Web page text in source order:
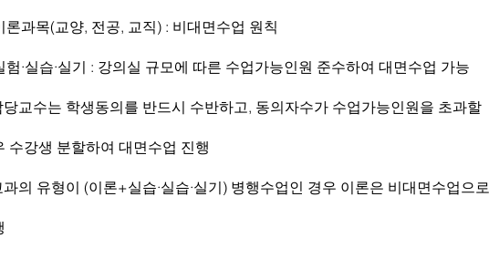
론과목(교양, 전공, 교직) : 비대면수업 원칙
험·실습·실기 : 강의실 규모에 따른 수업가능인원 준수하여 대면수업 가능
수강생 분할하여 대면수업 진행